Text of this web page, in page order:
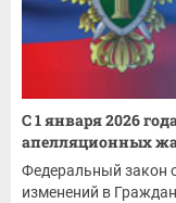
С 1 января 2026
апелляционных
Федеральный закон
изменений в